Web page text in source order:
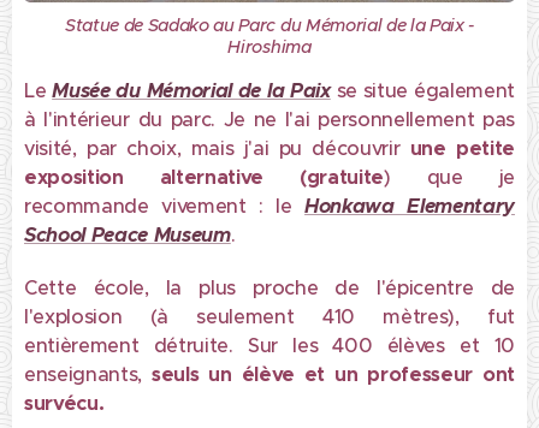
Statue de Sadako au Parc du Mémorial de la Paix -
Hiroshima
LeMusée du Mémorial de la Paixse situe également
à l'intérieur du parc. Je ne l'ai personnellement pas
visité, par choix, mais j'ai pu découvrir une petite
exposition alternative (gratuite) que je
recommande vivement : leHonkawa Elementary
School Peace Museum.
Cette école, la plus proche de l'épicentre de
l'explosion (à seulement 410 mètres), fut
entièrement détruite. Sur les 400 élèves et 10
enseignants, seuls un élève et un professeur ont
survécu.